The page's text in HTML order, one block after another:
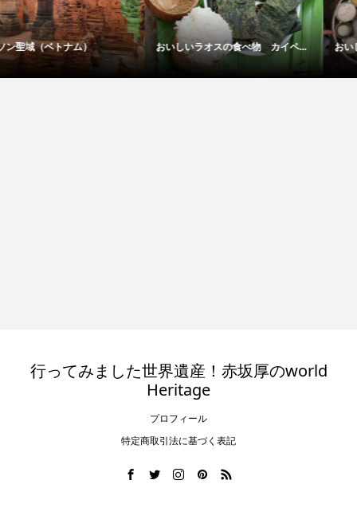
おいしいインドの食べ物 定食ミ... 日光の社寺・下（日本） 輪王寺...
行ってみました世界遺産！赤坂厚のworld
Heritage
プロフィール
特定商取引法に基づく表記